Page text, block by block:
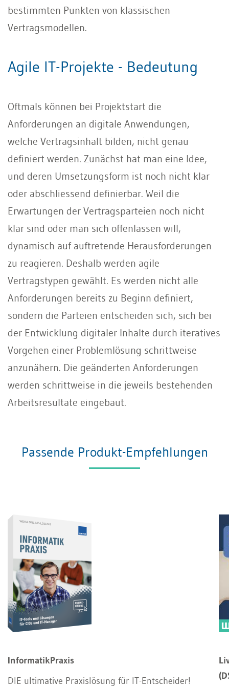
bestimmten Punkten von klassischen
Vertragsmodellen.
Agile IT-Projekte - Bedeutung
Oftmals können bei Projektstart die
Anforderungen an digitale Anwendungen,
welche Vertragsinhalt bilden, nicht genau
definiert werden. Zunächst hat man eine Idee,
und deren Umsetzungsform ist noch nicht klar
oder abschliessend definierbar. Weil die
Erwartungen der Vertragsparteien noch nicht
klar sind oder man sich offenlassen will,
dynamisch auf auftretende Herausforderungen
zu reagieren. Deshalb werden agile
Vertragstypen gewählt. Es werden nicht alle
Anforderungen bereits zu Beginn definiert,
sondern die Parteien entscheiden sich, sich bei
der Entwicklung digitaler Inhalte durch iteratives
Vorgehen einer Problemlösung schrittweise
anzunähern. Die geänderten Anforderungen
werden schrittweise in die jeweils bestehenden
Arbeitsresultate eingebaut.
Passende Produkt-Empfehlungen
InformatikPraxis
DIE ultimative Praxislösung für IT-Entscheider!